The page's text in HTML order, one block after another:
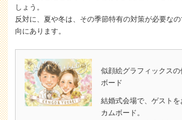
しょう。
反対に、夏や冬は、その季節特有の対策が必要な
向にあります。
似顔絵グラフィックス
ボード
結婚式会場で、ゲスト
カムボード。